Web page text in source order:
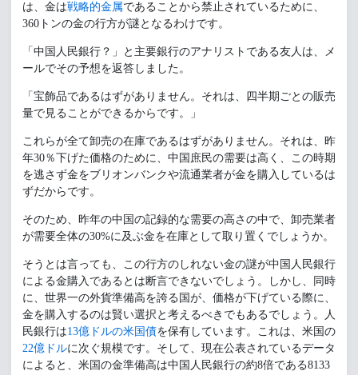
は、金は戦略的金属であることから禁止されているために、
360トンの金の行方が謎となるわけです。
「中国人民銀行？」と主要銀行のアナリストである友人は、メ
ールでその予想を返答しました。
「宝飾品であるはずがありません。それは、四半期ごとの販売
量で見ることができるからです。」
これらが全て卸売の在庫であるはずがありません。それは、昨
年30％下げた価格のために、中国庶民の需要は高く、この時期
を逃さず金をブリオンバンクや流通業者が金を購入しているは
ずだからです。
そのため、昨年の中国の記録的な需要の高さの中で、卸売業者
が需要全体の30%に及ぶ金を在庫として取り置くでしょうか。
そうとは言っても、この行方のしれない金の謎が中国人民銀行
による金購入であるとは断言できないでしょう。しかし、同時
に、世界一の外貨準備高を誇る国が、価格が下げている際に、
金を購入するのは賢い選択と考えるべきでもあるでしょう。人
民銀行は13億ドルの米国債を保有しています。これは、米国の
22億ドルに次ぐ規模です。そして、現在公表されているデータ
によると、米国の金準備高は中国人民銀行の約8倍である8133